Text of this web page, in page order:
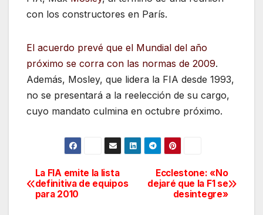
con los constructores en París.
El acuerdo prevé que el Mundial del año
próximo se corra con las normas de 2009.
Además, Mosley, que lidera la FIA desde 1993,
no se presentará a la reelección de su cargo,
cuyo mandato culmina en octubre próximo.
Navegación
de
Ecclestone: «No
dejaré que la F1 se
desintegre»
La FIA emite la lista
definitiva de equipos
para 2010